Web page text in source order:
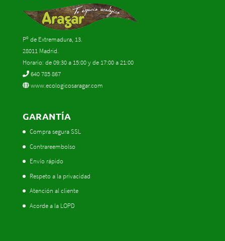
Pº de Extremadura, 13.
28011 Madrid.
Horario: de 09:30 a 15:00 y de 17:00 a 21:00
640 785 867
www.ecologicosaragar.com
GARANTÍA
Compra segura SSL
Contrareembolso
Envío rápido
Respeto a la privacidad
Atención al cliente
Acorde a la LOPD